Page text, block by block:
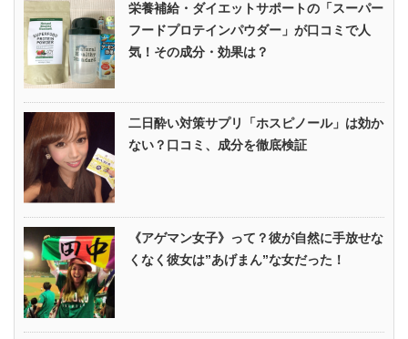
栄養補給・ダイエットサポートの「スーパー
フードプロテインパウダー」が口コミで人
気！その成分・効果は？
二日酔い対策サプリ「ホスピノール」は効か
ない？口コミ、成分を徹底検証
《アゲマン女子》って？彼が自然に手放せな
くなく彼女は”あげまん”な女だった！